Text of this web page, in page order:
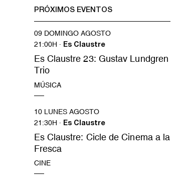
PRÓXIMOS EVENTOS
09 DOMINGO AGOSTO
21:00H · Es Claustre
Es Claustre 23: Gustav Lundgren
Trio
MÚSICA
10 LUNES AGOSTO
21:30H · Es Claustre
Es Claustre: Cicle de Cinema a la
Fresca
CINE